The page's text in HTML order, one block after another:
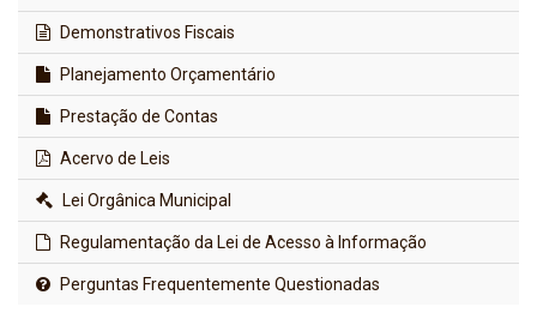
Demonstrativos Fiscais
Planejamento Orçamentário
Prestação de Contas
Acervo de Leis
Lei Orgânica Municipal
Regulamentação da Lei de Acesso à Informação
Perguntas Frequentemente Questionadas